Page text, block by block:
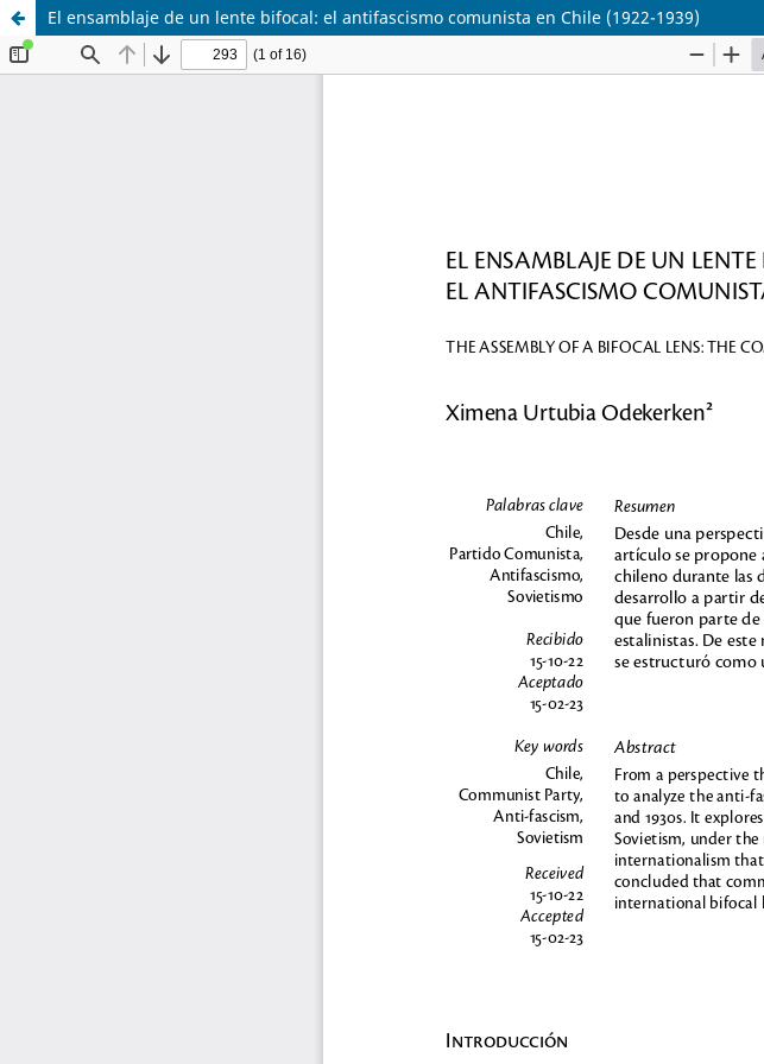
El ensamblaje de un lente bifocal: el antifascismo comunista en Chile (1922-1939)